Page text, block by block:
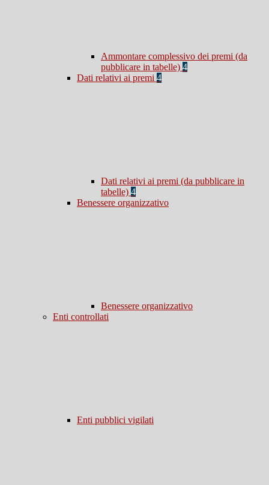
Ammontare complessivo dei premi (da
pubblicare in tabelle) 4
Dati relativi ai premi 4
Dati relativi ai premi (da pubblicare in
tabelle) 4
Benessere organizzativo
Benessere organizzativo
Enti controllati
Enti pubblici vigilati